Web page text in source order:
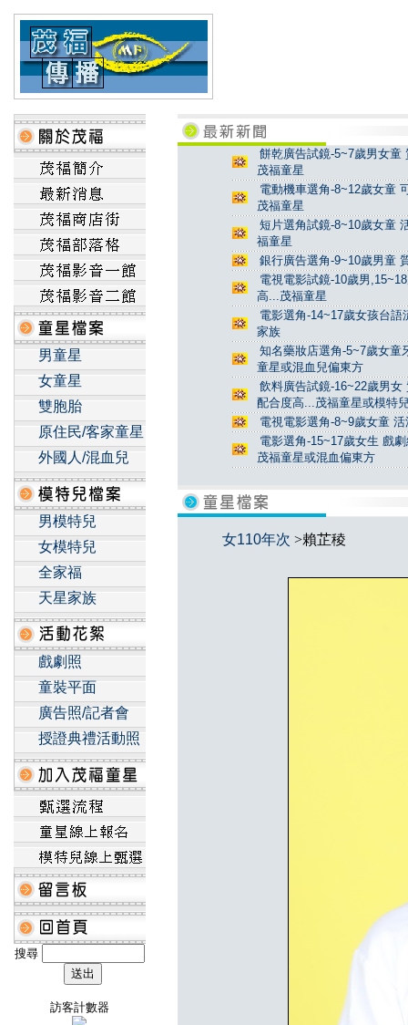
男童星
女童星
雙胞胎
原住民/客家童星
外國人/混血兒
男模特兒
女模特兒
全家福
天星家族
戲劇照
童裝平面
廣告照/記者會
授證典禮活動照
搜尋
訪客計數器
餅乾廣告試鏡-5~7歲男女
茂福童星
電動機車選角-8~12歲女童
茂福童星
短片選角試鏡-8~10歲女童
福童星
銀行廣告選角-9~10歲男童
電視電影試鏡-10歲男
高...茂福童星
電影選角-14~17歲女孩台
家族
知名藥妝店選角-5~7歲女童
童星或混血兒偏東方
飲料廣告試鏡-16~22歲男
配合度高...茂福童星或模特
電視電影選角-8~9歲女童
電影選角-15~17歲女生 戲
茂福童星或混血偏東方
女110年次 >賴芷稜